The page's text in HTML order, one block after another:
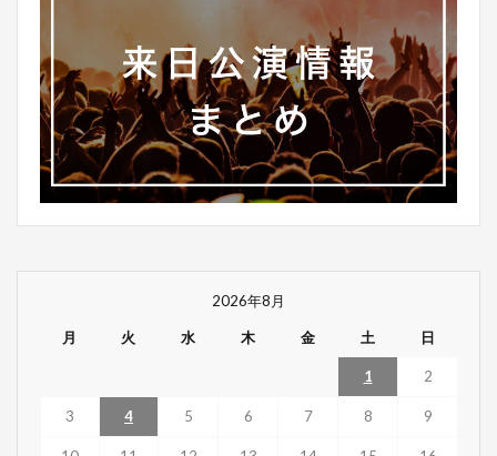
2026年8月
月 火 水 木 金 土 日
1 2
3 4 5 6 7 8 9